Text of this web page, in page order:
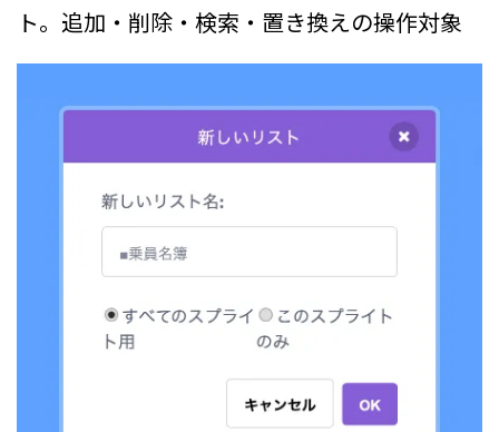
ト。追加・削除・検索・置き換えの操作対象